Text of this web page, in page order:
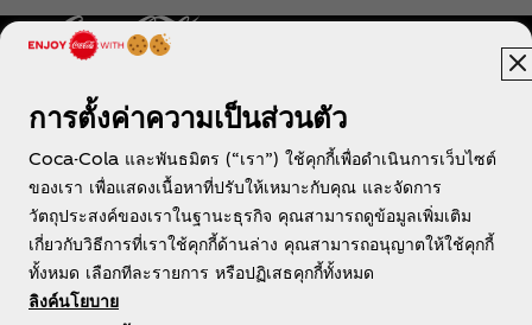
ประเทศไทย
เกี่ยวกับเรา
การตั้งค่าความเป็นส่วนตัว
Coca-Cola และพันธมิตร (“เรา”) ใช้คุกกี้เพื่อดำเนินการเว็บไซต์
ของเรา เพื่อแสดงเนื้อหาที่ปรับให้เหมาะกับคุณ และจัดการ
วัตถุประสงค์ของเราในฐานะธุรกิจ คุณสามารถดูข้อมูลเพิ่มเติม
เกี่ยวกับวิธีการที่เราใช้คุกกี้ด้านล่าง คุณสามารถอนุญาตให้ใช้คุกกี้
ทั้งหมด เลือกทีละรายการ หรือปฏิเสธคุกกี้ทั้งหมด
ลิงค์นโยบาย